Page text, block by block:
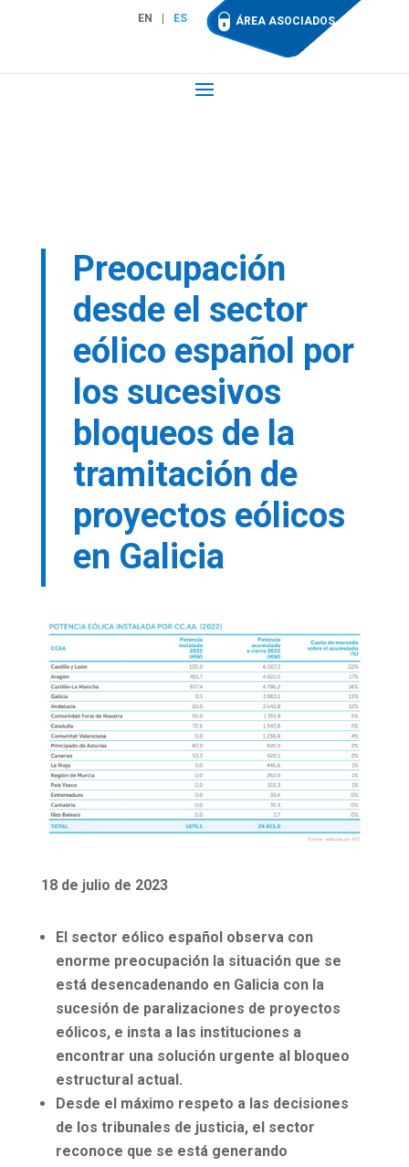
EN ES ÁREA ASOCIADOS
Preocupación
desde el sector
eólico español por
los sucesivos
bloqueos de la
tramitación de
proyectos eólicos
en Galicia
18 de julio de 2023
El sector eólico español observa con
enorme preocupación la situación que se
está desencadenando en Galicia con la
sucesión de paralizaciones de proyectos
eólicos, e insta a las instituciones a
encontrar una solución urgente al bloqueo
estructural actual.
Desde el máximo respeto a las decisiones
de los tribunales de justicia, el sector
reconoce que se está generando